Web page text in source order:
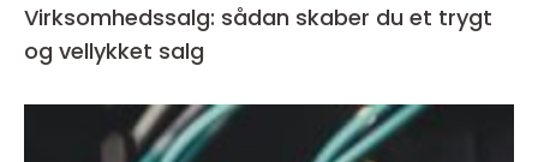
Virksomhedssalg: sådan skaber du et trygt
og vellykket salg